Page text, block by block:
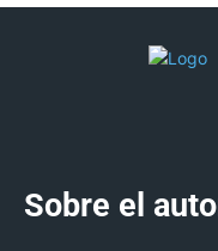
Sobre el